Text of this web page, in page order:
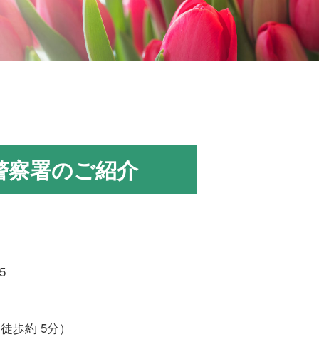
察署のご紹介
歩約 5分）